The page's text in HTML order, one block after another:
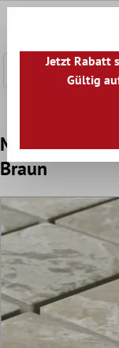
Mosaikfliesen
Braun
Jetzt Rabatt
Gültig